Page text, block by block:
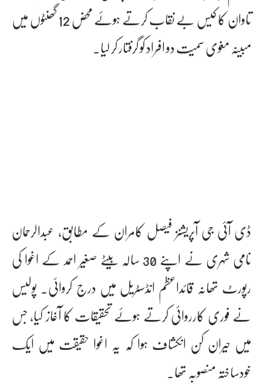
تاوان کا کیس بے نقاب کرتے ہوئے محض 12 گھنٹوں میں
مبینہ مغوی سمیت دو افراد کو گرفتار کر لیا۔
ڈی آئی جی آپریشنز فیصل کامران کے مطابق، عبدالرحمان
نامی شہری نے اپنے 30 سالہ بیٹے صغیر احمد کے اغوا کی
رپورٹ تھانہ قائداعظم انڈسٹریل میں درج کروائی۔ پولیس
نے فوری کارروائی کرتے ہوئے تحقیقات کا آغاز کیا، جس
میں حیران کن انکشاف ہوا کہ یہ اغوا حقیقت میں ایک
خودساختہ منصوبہ تھا۔